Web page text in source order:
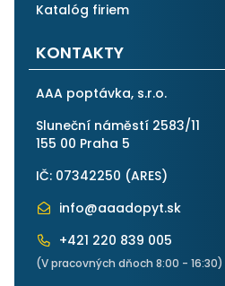
Katalóg firiem
KONTAKTY
AAA poptávka, s.r.o.
Sluneční náměstí 2583/11
155 00 Praha 5
IČ: 07342250 (ARES)
info@aaadopyt.sk
+421 220 839 005
(V pracovných dňoch 8:00 - 16:30)